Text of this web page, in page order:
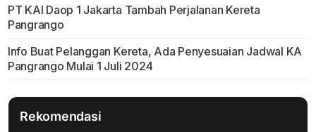
PT KAI Daop 1 Jakarta Tambah Perjalanan Kereta
Pangrango
Info Buat Pelanggan Kereta, Ada Penyesuaian Jadwal KA
Pangrango Mulai 1 Juli 2024
Rekomendasi